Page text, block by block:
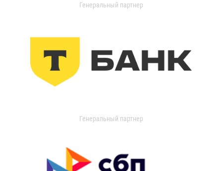
Генеральный партнер
Генеральный партнер